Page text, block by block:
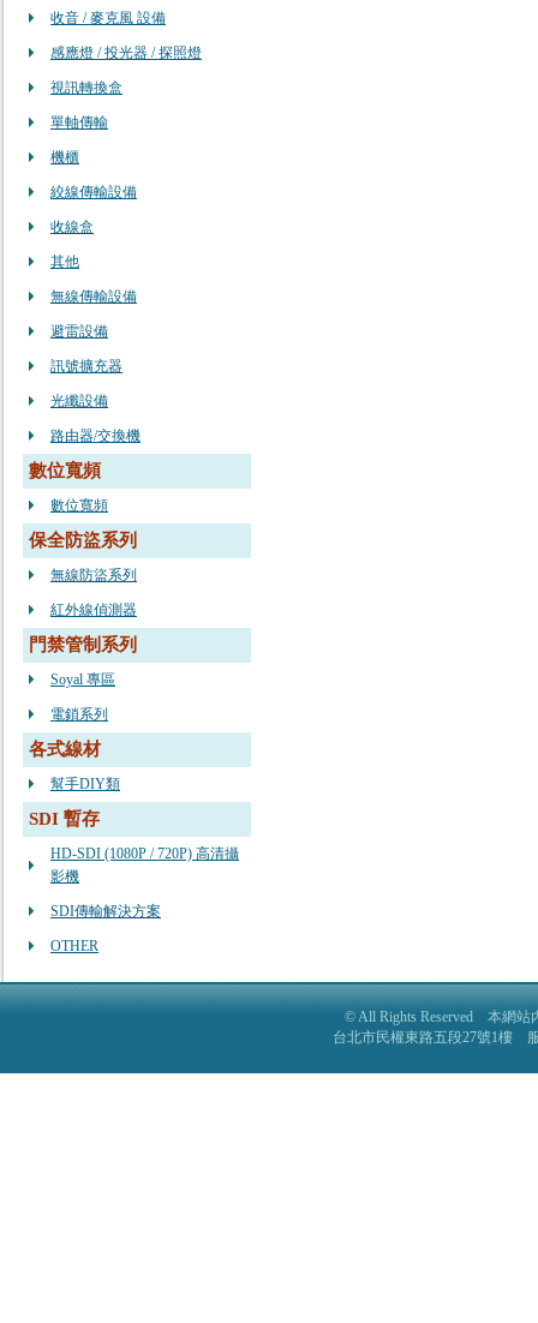
收音 / 麥克風 設備
感應燈 / 投光器 / 探照燈
視訊轉換盒
單軸傳輸
機櫃
絞線傳輸設備
收線盒
其他
無線傳輸設備
避雷設備
訊號擴充器
光纖設備
路由器/交換機
數位寬頻
數位寬頻
保全防盜系列
無線防盜系列
紅外線偵測器
門禁管制系列
Soyal 專區
電鎖系列
各式線材
幫手DIY類
SDI 暫存
HD-SDI (1080P / 720P) 高清攝
影機
SDI傳輸解決方案
OTHER
© All Rights Reserved 本網站
台北市民權東路五段27號1樓